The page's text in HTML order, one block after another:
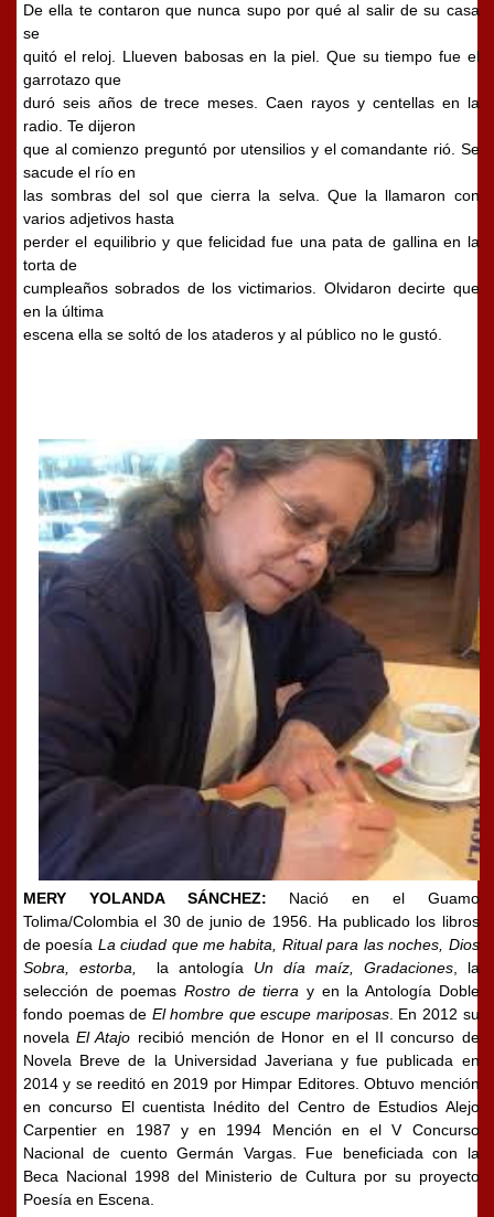
De ella te contaron que nunca supo por qué al salir de su casa
se
quitó el reloj. Llueven babosas en la piel. Que su tiempo fue el
garrotazo que
duró seis años de trece meses. Caen rayos y centellas en la
radio. Te dijeron
que al comienzo preguntó por utensilios y el comandante rió. Se
sacude el río en
las sombras del sol que cierra la selva. Que la llamaron con
varios adjetivos hasta
perder el equilibrio y que felicidad fue una pata de gallina en la
torta de
cumpleaños sobrados de los victimarios. Olvidaron decirte que
en la última
escena ella se soltó de los ataderos y al público no le gustó.
MERY YOLANDA SÁNCHEZ: Nació en el Guamo
Tolima/Colombia el 30 de junio de 1956.
Ha publicado los libros
de poesía La ciudad que me habita, Ritual para las noches, Dios
Sobra, estorba,
la antología Un día maíz, Gradaciones, la
selección de poemas Rostro de tierra y en la Antología Doble
fondo poemas de El hombre que escupe mariposas. En 2012 su
novelaEl Atajo recibió mención de Honor en el II concurso de
Novela Breve de la Universidad Javeriana y fue publicada en
2014 y se reeditó en 2019 por Himpar Editores. Obtuvo mención
en concurso El cuentista Inédito del Centro de Estudios Alejo
Carpentier en 1987 y en 1994 Mención en el V Concurso
Nacional de cuento Germán Vargas. Fue beneficiada con la
Beca Nacional 1998 del Ministerio de Cultura por su proyecto
Poesía en Escena.